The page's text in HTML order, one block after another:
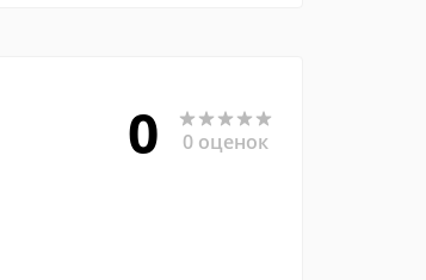
0 0 оценок